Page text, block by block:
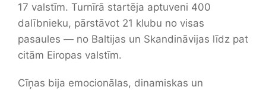
17 valstīm. Turnīrā startēja aptuveni 400
dalībnieku, pārstāvot 21 klubu no visas
pasaules — no Baltijas un Skandināvijas līdz pat
citām Eiropas valstīm.
Cīņas bija emocionālas, dinamiskas un